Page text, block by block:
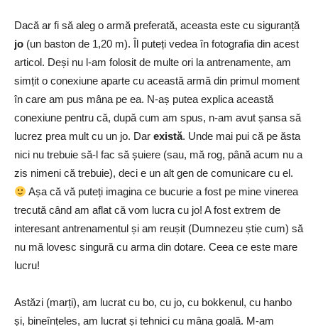
Dacă ar fi să aleg o armă preferată, aceasta este cu siguranță
jo (un baston de 1,20 m). Îl puteți vedea în fotografia din acest
articol. Deși nu l-am folosit de multe ori la antrenamente, am
simțit o conexiune aparte cu această armă din primul moment
în care am pus mâna pe ea. N-aș putea explica această
conexiune pentru că, după cum am spus, n-am avut șansa să
lucrez prea mult cu un jo. Dar există. Unde mai pui că pe ăsta
nici nu trebuie să-l fac să șuiere (sau, mă rog, până acum nu a
zis nimeni că trebuie), deci e un alt gen de comunicare cu el.
Așa că vă puteți imagina ce bucurie a fost pe mine vinerea
trecută când am aflat că vom lucra cu jo! A fost extrem de
interesant antrenamentul și am reușit (Dumnezeu știe cum) să
nu mă lovesc singură cu arma din dotare. Ceea ce este mare
lucru!
Astăzi (marți), am lucrat cu bo, cu jo, cu bokkenul, cu hanbo
și, bineînțeles, am lucrat și tehnici cu mâna goală. M-am